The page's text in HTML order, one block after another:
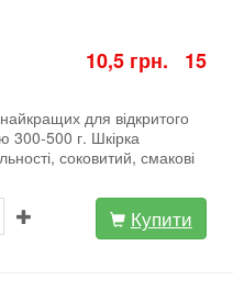
10,5 грн. 15
для відкритого
300-500 г. Шкірка
соковитий, смакові
Купити